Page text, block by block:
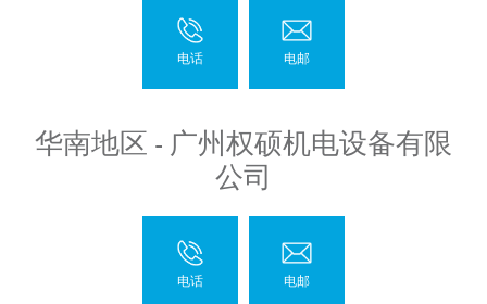
华南地区 - 广州权硕机电设备有限
公司